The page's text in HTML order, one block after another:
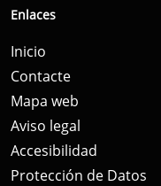
Enlaces
Inicio
Contacte
Mapa web
Aviso legal
Accesibilidad
Protección de Datos